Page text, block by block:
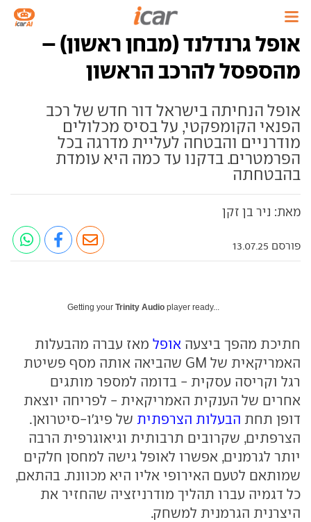
אופל גרנדלנד (מבחן ראשון) –
מהספסל להרכב הראשון
אופל הנחיתה בישראל דור חדש של רכב
הפנאי הקומפקטי, על בסיס מכלולים
מודרניים והבטחה לעליית מדרגה בכל
הפרמטרים. בדקנו עד כמה היא עומדת
בהבטחתה
מאת: ניר בן זקן
פורסם 13.07.25
Getting your Trinity Audio player ready...
חתיכת מהפך ביצעה אופל מאז עברה מהבעלות
האמריקאית של GM שהביאה אותה מסף פשיטת
רגל וקריסה עסקית - בדומה למספר מותגים
אחרים של הענקית האמריקאית - לפריחה יוצאת
דופן תחת הבעלות הצרפתית של פיג'ו-סיטרואן.
הצרפתים, שקרובים תרבותית וגיאוגרפית הרבה
יותר לגרמנים, אפשרו לאופל גישה למחסן חלקים
שמותאם לטעם האירופי אליו היא מכוונת. בהתאם,
כל דגמיה עברו תהליך מודרניזציה שהחזיר את
היצרנית הגרמנית למשחק.